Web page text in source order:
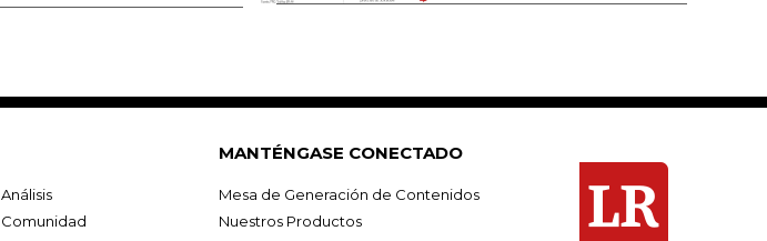
Análisis
Comunidad
MANTÉNGASE CONECTADO
Mesa de Generación de Contenidos
Nuestros Productos